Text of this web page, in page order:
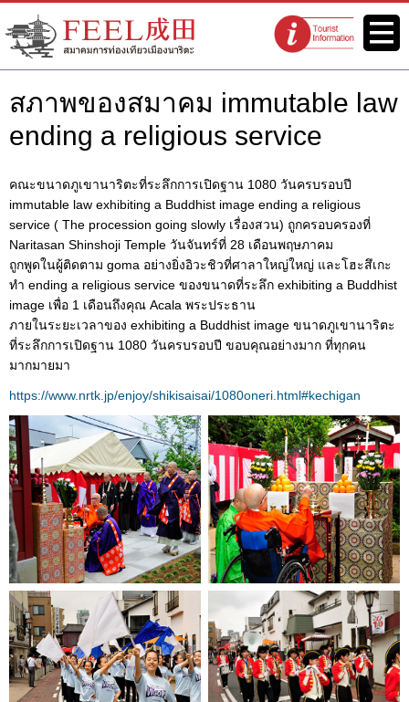
เว็บไซต์สมาคมการท่องเที่ยวเมือง
นาริตะ FEEL นาริตะ
จุดแนะนำนัก
ท่องเที่ยว
เมนู
สภาพของสมาคม immutable law
ending a religious service
คณะขนาดภูเขานาริตะที่ระลึกการเปิดฐาน 1080 วันครบรอบปี
immutable law exhibiting a Buddhist image ending a religious
service ( The procession going slowly เรื่องสวน) ถูกครอบครองที่
Naritasan Shinshoji Temple วันจันทร์ที่ 28 เดือนพฤษภาคม
ถูกพูดในผู้ติดตาม goma อย่างยิ่งอิวะชิวที่ศาลาใหญ่ใหญ่ และโฮะสึเกะ
ทำ ending a religious service ของขนาดที่ระลึก exhibiting a Buddhist
image เพื่อ 1 เดือนถึงคุณ Acala พระประธาน
ภายในระยะเวลาของ exhibiting a Buddhist image ขนาดภูเขานาริตะ
ที่ระลึกการเปิดฐาน 1080 วันครบรอบปี ขอบคุณอย่างมาก ที่ทุกคน
มากมายมา
https://www.nrtk.jp/enjoy/shikisaisai/1080oneri.html#kechigan